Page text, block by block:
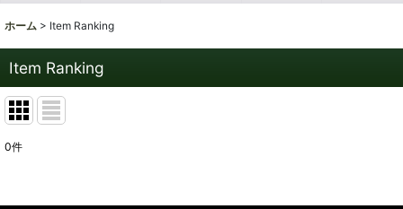
ホーム > Item Ranking
Item Ranking
0件